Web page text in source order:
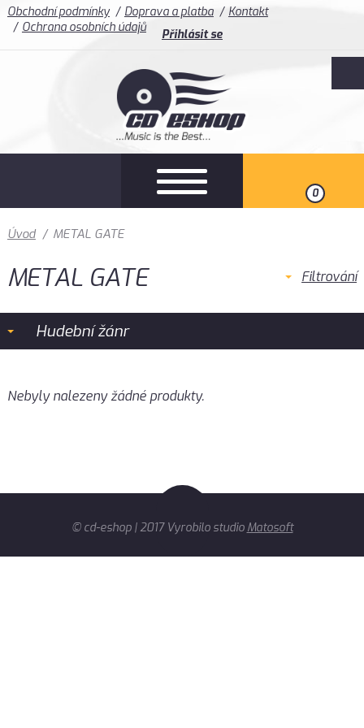
Obchodní podmínky Doprava a platba
Kontakt
Ochrana osobních údajů
Přihlásit se
0
Úvod / METAL GATE
METAL GATE Filtrování
Hudební žánr
Nebyly nalezeny žádné produkty.
© cd-eshop | 2017 Vyrobilo studio Matosoft